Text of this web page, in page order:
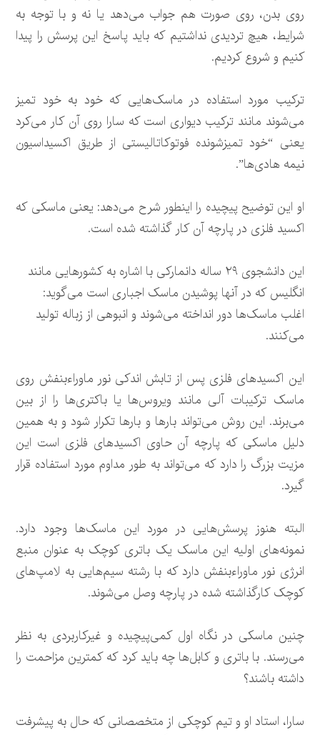
روی بدن، روی صورت هم جواب می‌دهد یا نه و با توجه به
شرایط، هیچ تردیدی نداشتیم که باید پاسخ این پرسش را پیدا
کنیم و شروع کردیم.
ترکیب مورد استفاده در ماسک‌هایی که خود به خود تمیز
می‌شوند مانند ترکیب دیواری است که سارا روی آن کار می‌کرد
یعنی “خود تمیزشونده فوتوکاتالیستی از طریق اکسیداسیون
نیمه هادی‌ها”.
او این توضیح پیچیده را اینطور شرح می‌دهد: یعنی ماسکی که
اکسید فلزی در پارچه آن کار گذاشته شده است.
این دانشجوی ۲۹ ساله دانمارکی با اشاره به کشورهایی مانند
انگلیس که در آنها پوشیدن ماسک اجباری است می‌گوید:
اغلب ماسک‌ها دور انداخته می‌شوند و انبوهی از زباله‌ تولید
می‌کنند.
این اکسیدهای فلزی پس از تابش اندکی نور ماوراءبنفش روی
ماسک ترکیبات آلی مانند ویروس‌ها یا باکتری‌ها را از بین
می‌برند. این روش می‌تواند بارها و بارها تکرار شود و به همین
دلیل ماسکی که پارچه آن حاوی اکسیدهای فلزی است این
مزیت بزرگ را دارد که می‌تواند به طور مداوم مورد استفاده قرار
گیرد.
البته هنوز پرسش‌هایی در مورد این ماسک‌ها وجود دارد.
نمونه‌های اولیه این ماسک‌ یک باتری کوچک به عنوان منبع
انرژی نور ماوراءبنفش دارد که با رشته‌ سیم‌هایی به لامپ‌های
کوچک کارگذاشته شده در پارچه وصل می‌شوند.
چنین ماسکی در نگاه اول کمی‌پیچیده و غیرکاربردی به نظر
می‌رسند. با باتری و کابل‌ها چه باید کرد که کمترین مزاحمت را
داشته باشند؟
سارا، استاد او و تیم کوچکی از متخصصانی که حال به پیشرفت